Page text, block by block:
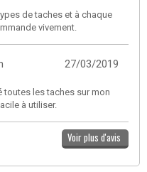
de taches et à chaque
vivement.
27/03/2019
toutes les taches sur mon
à utiliser.
Voir plus d'avis